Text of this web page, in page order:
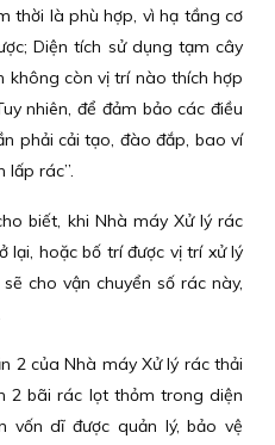
thời là phù hợp, vì hạ tầng cơ
Diện tích sử dụng tạm cây
không còn vị trí nào thích hợp
nhiên, để đảm bảo các điều
phải cải tạo, đào đắp, bao ví
lấp rác”.
biết, khi Nhà máy Xử lý rác
lại, hoặc bố trí được vị trí xử lý
cho vận chuyển số rác này,
2 của Nhà máy Xử lý rác thải
2 bãi rác lọt thỏm trong diện
vốn dĩ được quản lý, bảo vệ